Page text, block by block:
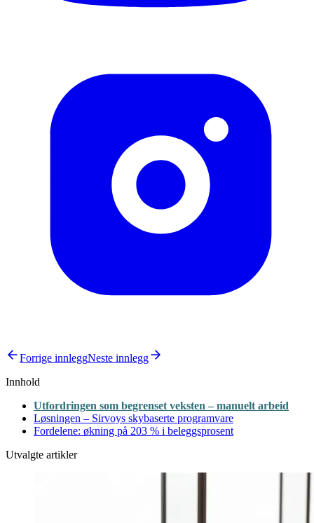
Forrige innleggNeste innlegg
Innhold
Utfordringen som begrenset veksten – manuelt arbeid
Løsningen – Sirvoys skybaserte programvare
Fordelene: økning på 203 % i beleggsprosent
Utvalgte artikler